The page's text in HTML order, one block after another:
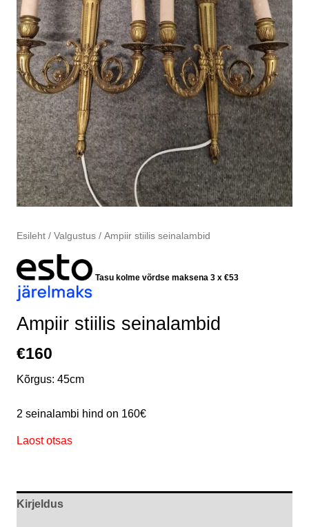
Esileht/ Valgustus/ Ampiir stiilis seinalambid
Tasu kolme võrdse maksena 3 x €53
Ampiir stiilis seinalambid
€160
Kõrgus: 45cm
2 seinalambi hind on 160€
Laost otsas
Kirjeldus